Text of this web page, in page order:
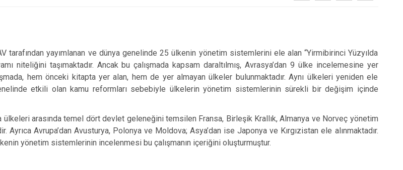
tarafından yayımlanan ve dünya genelinde 25 ülkenin yönetim sistemlerini ele alan “Yirmibirinci Yüzyılda
niteliğini taşımaktadır. Ancak bu çalışmada kapsam daraltılmış, Avrasya’dan 9 ülke incelemesine yer
hem önceki kitapta yer alan, hem de yer almayan ülkeler bulunmaktadır. Aynı ülkeleri yeniden ele
etkili olan kamu reformları sebebiyle ülkelerin yönetim sistemlerinin sürekli bir değişim içinde
ülkeleri arasında temel dört devlet geleneğini temsilen Fransa, Birleşik Krallık, Almanya ve Norveç yönetim
Ayrıca Avrupa’dan Avusturya, Polonya ve Moldova; Asya’dan ise Japonya ve Kırgızistan ele alınmaktadır.
yönetim sistemlerinin incelenmesi bu çalışmanın içeriğini oluşturmuştur.